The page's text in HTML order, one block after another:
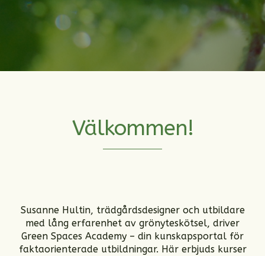
Välkommen!
Susanne Hultin, trädgårdsdesigner och utbildare
med lång erfarenhet av grönyteskötsel, driver
Green Spaces Academy – din kunskapsportal för
faktaorienterade utbildningar. Här erbjuds kurser